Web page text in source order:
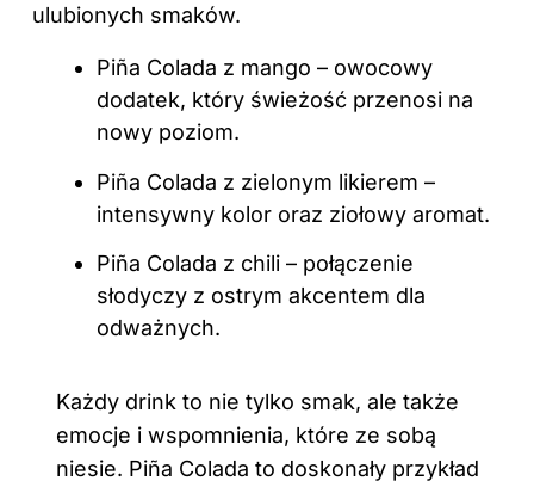
ulubionych smaków.
Piña Colada z mango – owocowy
dodatek, który świeżość przenosi na
nowy poziom.
Piña Colada z zielonym likierem –
intensywny kolor oraz ziołowy aromat.
Piña Colada z chili – połączenie
słodyczy z ostrym akcentem dla
odważnych.
Każdy drink to nie tylko smak, ale także
emocje i wspomnienia, które ze sobą
niesie. Piña Colada to doskonały przykład